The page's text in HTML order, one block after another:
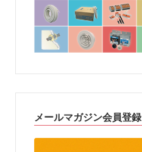
メールマガジン会員登録